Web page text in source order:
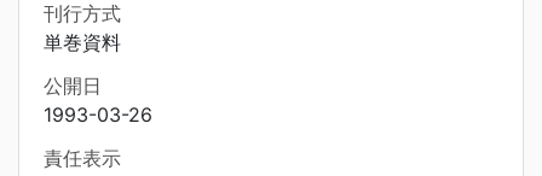
刊行方式
単巻資料
公開日
1993-03-26
責任表示